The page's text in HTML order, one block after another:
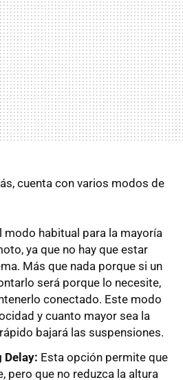
cuenta con varios modos de
modo habitual para la mayoría
ya que no hay que estar
Más que nada porque si un
será porque lo necesite,
conectado. Este modo
y cuanto mayor sea la
bajará las suspensiones.
Delay: Esta opción permite que
pero que no reduzca la altura